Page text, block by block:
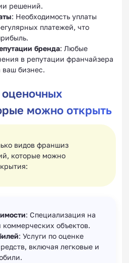
решений.
: Необходимость уплаты
платежей, что
бренда: Любые
в репутации франчайзера
ваш бизнес.
можно открыть
видов франшиз
которые можно
: Специализация на
объектов.
: Услуги по оценке
включая легковые и